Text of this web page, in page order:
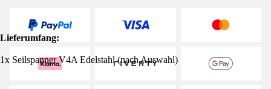
Lieferumfang:
1x Seilspanner V4A Edelstahl (nach Auswahl)